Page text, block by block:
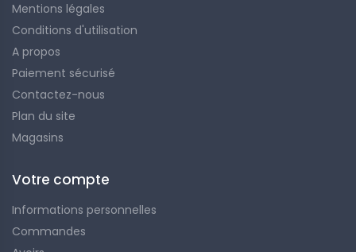
Mentions légales
Conditions d'utilisation
A propos
Paiement sécurisé
Contactez-nous
Plan du site
Magasins
Votre compte
Informations personnelles
Commandes